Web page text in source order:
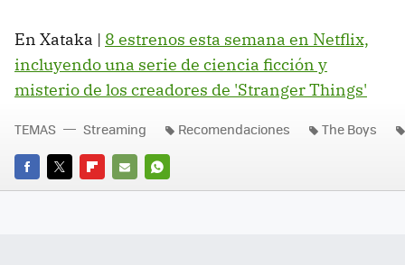
En Xataka | 8 estrenos esta semana en Netflix,
incluyendo una serie de ciencia ficción y
misterio de los creadores de 'Stranger Things'
FACEBOOK
TWITTERFLIPBOARD
E-
WHATSAPP
TEMAS Streaming Recomendaciones The Boys